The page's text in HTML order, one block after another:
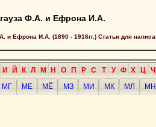
Ф.А. и Ефрона И.А.
и Ефрона И.А. (1890 - 1916гг.) Статьи для
И Й К Л М Н О П Р С Т У Ф Х Ц Ч
МГ МЕ МЁ МЗ МИ МК МЛ
МН